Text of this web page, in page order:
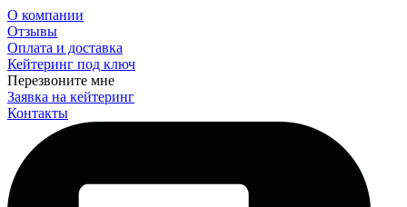
О компании
Отзывы
Оплата и доставка
Кейтеринг под ключ
Перезвоните мне
Заявка на кейтеринг
Контакты